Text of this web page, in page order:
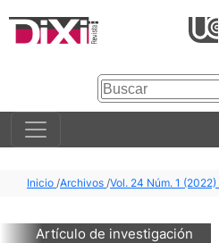
Inicio /Archivos /Vol. 24 Núm. 1 (2022)
Artículo de investigación